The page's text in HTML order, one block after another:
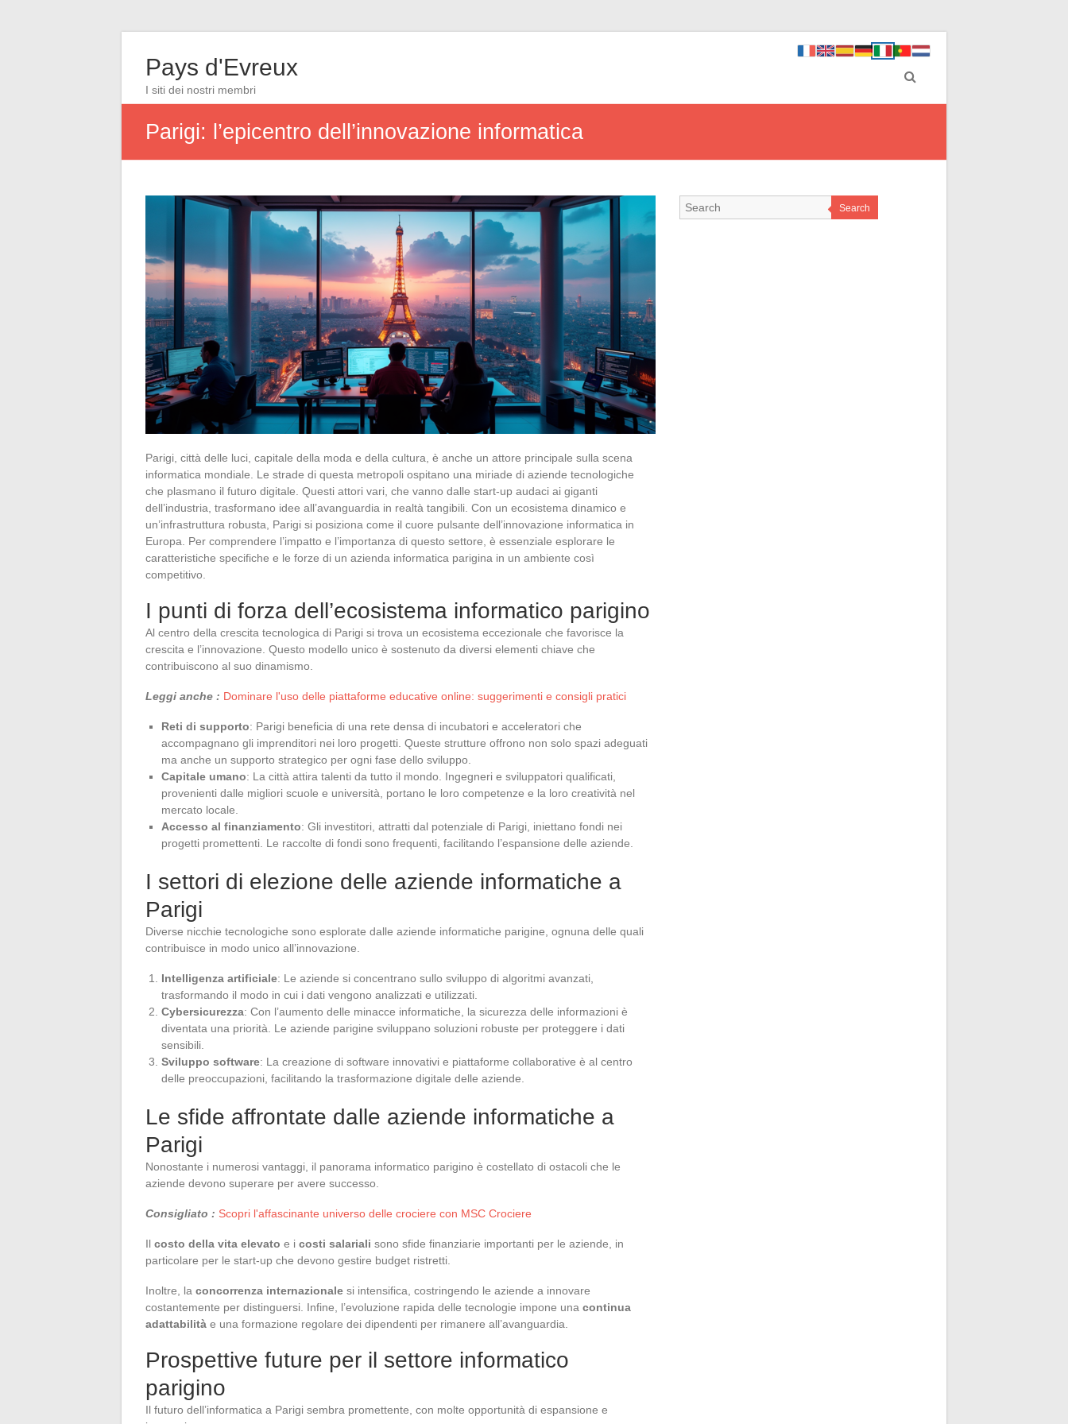
Pays d'Evreux
I siti dei nostri membri
Parigi: l’epicentro dell’innovazione informatica
Parigi, città delle luci, capitale della moda e della cultura, è anche un attore principale sulla scena
informatica mondiale. Le strade di questa metropoli ospitano una miriade di aziende tecnologiche
che plasmano il futuro digitale. Questi attori vari, che vanno dalle start-up audaci ai giganti
dell’industria, trasformano idee all’avanguardia in realtà tangibili. Con un ecosistema dinamico e
un’infrastruttura robusta, Parigi si posiziona come il cuore pulsante dell’innovazione informatica in
Europa. Per comprendere l’impatto e l’importanza di questo settore, è essenziale esplorare le
caratteristiche specifiche e le forze di un azienda informatica parigina in un ambiente così
competitivo.
I punti di forza dell’ecosistema informatico parigino
Al centro della crescita tecnologica di Parigi si trova un ecosistema eccezionale che favorisce la
crescita e l’innovazione. Questo modello unico è sostenuto da diversi elementi chiave che
contribuiscono al suo dinamismo.
Leggi anche : Dominare l'uso delle piattaforme educative online: suggerimenti e consigli pratici
Reti di supporto: Parigi beneficia di una rete densa di incubatori e acceleratori che
accompagnano gli imprenditori nei loro progetti. Queste strutture offrono non solo spazi adeguati
ma anche un supporto strategico per ogni fase dello sviluppo.
Capitale umano: La città attira talenti da tutto il mondo. Ingegneri e sviluppatori qualificati,
provenienti dalle migliori scuole e università, portano le loro competenze e la loro creatività nel
mercato locale.
Accesso al finanziamento: Gli investitori, attratti dal potenziale di Parigi, iniettano fondi nei
progetti promettenti. Le raccolte di fondi sono frequenti, facilitando l’espansione delle aziende.
I settori di elezione delle aziende informatiche a
Parigi
Diverse nicchie tecnologiche sono esplorate dalle aziende informatiche parigine, ognuna delle quali
contribuisce in modo unico all’innovazione.
Intelligenza artificiale: Le aziende si concentrano sullo sviluppo di algoritmi avanzati,
trasformando il modo in cui i dati vengono analizzati e utilizzati.
Cybersicurezza: Con l’aumento delle minacce informatiche, la sicurezza delle informazioni è
diventata una priorità. Le aziende parigine sviluppano soluzioni robuste per proteggere i dati
sensibili.
Sviluppo software: La creazione di software innovativi e piattaforme collaborative è al centro
delle preoccupazioni, facilitando la trasformazione digitale delle aziende.
Le sfide affrontate dalle aziende informatiche a
Parigi
Nonostante i numerosi vantaggi, il panorama informatico parigino è costellato di ostacoli che le
aziende devono superare per avere successo.
Consigliato : Scopri l'affascinante universo delle crociere con MSC Crociere
Il costo della vita elevato e i costi salariali sono sfide finanziarie importanti per le aziende, in
particolare per le start-up che devono gestire budget ristretti.
Inoltre, la concorrenza internazionale si intensifica, costringendo le aziende a innovare
costantemente per distinguersi. Infine, l’evoluzione rapida delle tecnologie impone una continua
adattabilità e una formazione regolare dei dipendenti per rimanere all’avanguardia.
Prospettive future per il settore informatico
parigino
Il futuro dell’informatica a Parigi sembra promettente, con molte opportunità di espansione e
Search